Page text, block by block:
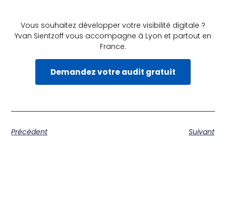
Vous souhaitez développer votre visibilité digitale ?
Yvan Sientzoff vous accompagne à Lyon et partout en
France.
Demandez votre audit gratuit
Précédent Suivant